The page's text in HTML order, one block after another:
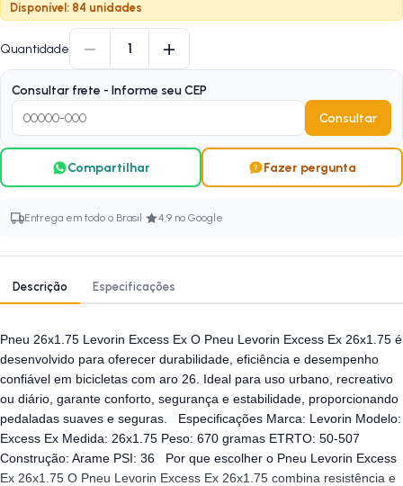
Disponível: 84 unidades
Quantidade − 1 +
Consultar frete - Informe seu CEP
Consultar
Compartilhar Fazer pergunta
Entrega em todo o Brasil · 4,9 no Google
Descrição Especificações
Pneu 26x1.75 Levorin Excess Ex O Pneu Levorin Excess Ex 26x1.75 é
desenvolvido para oferecer durabilidade, eficiência e desempenho
confiável em bicicletas com aro 26. Ideal para uso urbano, recreativo
ou diário, garante conforto, segurança e estabilidade, proporcionando
pedaladas suaves e seguras. Especificações Marca: Levorin Modelo:
Excess Ex Medida: 26x1.75 Peso: 670 gramas ETRTO: 50-507
Construção: Arame PSI: 36 Por que escolher o Pneu Levorin Excess
Ex 26x1.75 O Pneu Levorin Excess Ex 26x1.75 combina resistência e